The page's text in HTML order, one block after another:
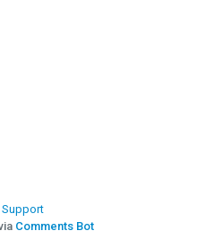
Support
Comments Bot